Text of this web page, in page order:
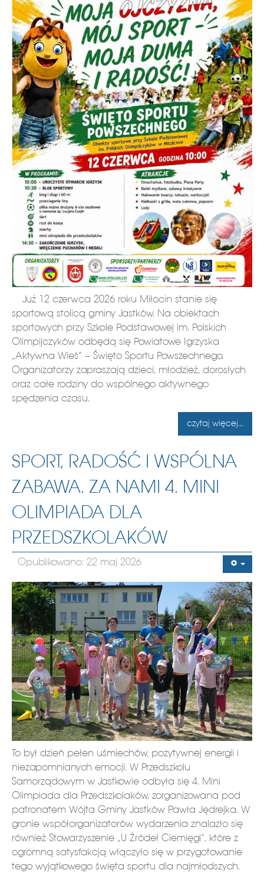
Już 12 czerwca 2026 roku Miłocin stanie się
sportową stolicą gminy Jastków. Na obiektach
sportowych przy Szkole Podstawowej im. Polskich
Olimpijczyków odbędą się Powiatowe Igrzyska
„Aktywna Wieś” – Święto Sportu Powszechnego.
Organizatorzy zapraszają dzieci, młodzież, dorosłych
oraz całe rodziny do wspólnego aktywnego
spędzenia czasu.
czytaj więcej...
SPORT, RADOŚĆ I WSPÓLNA
ZABAWA. ZA NAMI 4. MINI
OLIMPIADA DLA
PRZEDSZKOLAKÓW
Opublikowano: 22 maj 2026
To był dzień pełen uśmiechów, pozytywnej energii i
niezapomnianych emocji. W Przedszkolu
Samorządowym w Jastkowie odbyła się 4. Mini
Olimpiada dla Przedszkolaków, zorganizowana pod
patronatem Wójta Gminy Jastków Pawła Jędrejka. W
gronie współorganizatorów wydarzenia znalazło się
również Stowarzyszenie „U Źródeł Ciemięgi”, które z
ogromną satysfakcją włączyło się w przygotowanie
tego wyjątkowego święta sportu dla najmłodszych.